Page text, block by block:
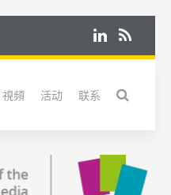
視頻 活动 联系